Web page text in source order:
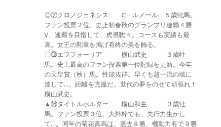
◎⑦クロノジェネシス Ⅽ・ルメール ５歳牝馬。
ファン投票２位。史上初春秋のグランプリ連覇４勝
V、連覇を目指して、虎視眈々。コースも実績も最
高。女王の勲章を掲げ有終の美を飾る。
〇⓾エフフォーリア 横山武史 ３歳牡
馬。史上最高のファン投票第一位記録を更新。今年
の天皇賞（秋）馬。性能抜群。早くも超一流の域に
達して…。距離を克服だ。世代の夢をのせて頑張れ！
横山武史。
▲⑯タイトルホルダー 横山和生 ３歳牡
馬。ファン投票３位。大外枠でも、先行力生かし
て…。同年の菊花賞馬は、過去８勝。機動力有で９勝